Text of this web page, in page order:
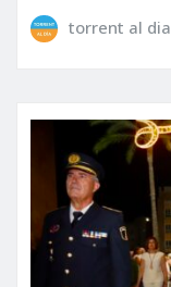
torrent al dia